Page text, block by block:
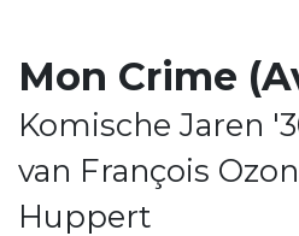
Mon Crime
Komische Jaren
van François
Huppert